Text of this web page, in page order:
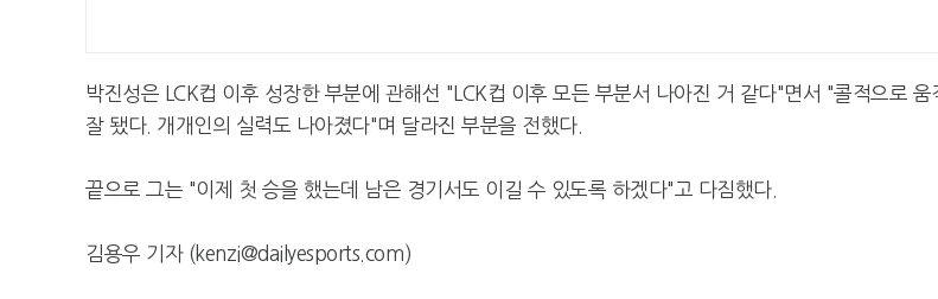
박진성은 LCK컵 이후 성장한 부분에 관해선 "LCK컵 이후 모든 부분서 나아진 거 같다"면서 "콜적으로 움
잘 됐다. 개개인의 실력도 나아졌다"며 달라진 부분을 전했다.
끝으로 그는 "이제 첫 승을 했는데 남은 경기서도 이길 수 있도록 하겠다"고 다짐했다.
김용우 기자 (kenzi@dailyesports.com)